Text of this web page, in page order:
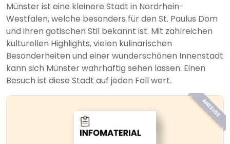
Münster ist eine kleinere Stadt in Nordrhein-
Westfalen, welche besonders für den St. Paulus Dom
und ihren gotischen Stil bekannt ist. Mit zahlreichen
kulturellen Highlights, vielen kulinarischen
Besonderheiten und einer wunderschönen Innenstadt
kann sich Münster wahrhaftig sehen lassen. Einen
Besuch ist diese Stadt auf jeden Fall wert.
ANZEIGE